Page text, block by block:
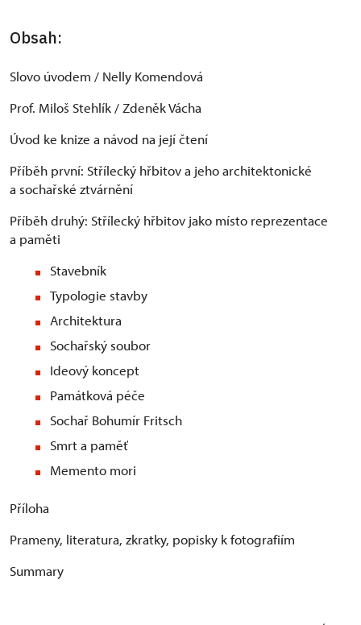
Obsah:
Slovo úvodem / Nelly Komendová
Prof. Miloš Stehlík / Zdeněk Vácha
Úvod ke knize a návod na její čtení
Příběh první: Střílecký hřbitov a jeho architektonické
a sochařské ztvárnění
Příběh druhý: Střílecký hřbitov jako místo reprezentace
a paměti
Stavebník
Typologie stavby
Architektura
Sochařský soubor
Ideový koncept
Památková péče
Sochař Bohumír Fritsch
Smrt a paměť
Memento mori
Příloha
Prameny, literatura, zkratky, popisky k fotografiím
Summary